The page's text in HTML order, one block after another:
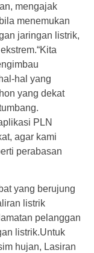
mengajak
menemukan
jaringan listrik,
hal yang
yang dekat
PLN
agar kami
perabasan
yang berujung
listrik
pelanggan
listrik.Untuk
hujan, Lasiran